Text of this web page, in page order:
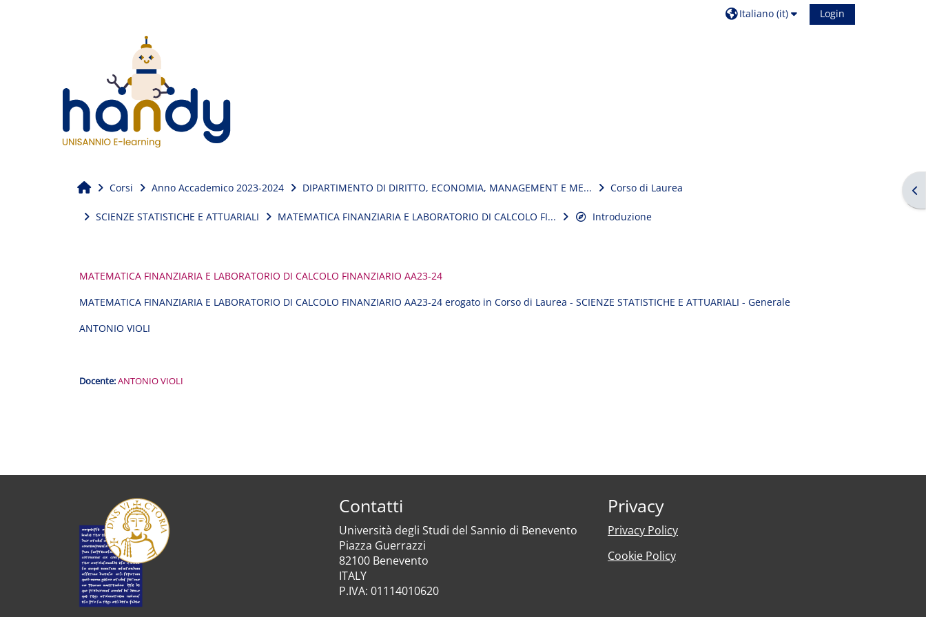
Italiano ‎(it)‎ Login
Home
Corsi Anno Accademico 2023-2024 DIPARTIMENTO DI DIRITTO, ECONOMIA, MANAGEMENT E ME... Corso di Laurea
SCIENZE STATISTICHE E ATTUARIALI MATEMATICA FINANZIARIA E LABORATORIO DI CALCOLO FI... Introduzione
MATEMATICA FINANZIARIA E LABORATORIO DI CALCOLO FINANZIARIO AA23-24
MATEMATICA FINANZIARIA E LABORATORIO DI CALCOLO FINANZIARIO AA23-24 erogato in Corso di Laurea - SCIENZE STATISTICHE E ATTUARIALI - Generale
ANTONIO VIOLI
Docente:ANTONIO VIOLI
Contatti
Università degli Studi del Sannio di Benevento
Piazza Guerrazzi
82100 Benevento
ITALY
P.IVA: 01114010620
Privacy
Privacy Policy
Cookie Policy